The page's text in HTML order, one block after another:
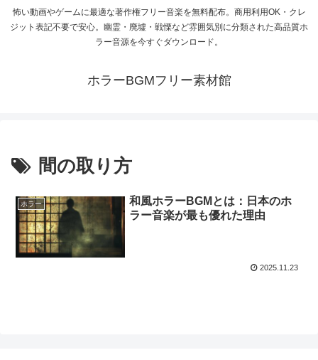
怖い動画やゲームに最適な著作権フリー音楽を無料配布。商用利用OK・クレ
ジット表記不要で安心。幽霊・廃墟・戦慄など雰囲気別に分類された高品質ホ
ラー音源を今すぐダウンロード。
ホラーBGMフリー素材館
間の取り方
ホラー
和風ホラーBGMとは：日本のホ
ラー音楽が最も優れた理由
2025.11.23